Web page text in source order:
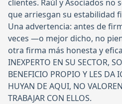
clientes. Raúl y Asociados no
que arriesgan su estabilidad
Una advertencia: antes de
veces —o mejor dicho, no
otra firma más honesta y
INEXPERTO EN SU SECTOR,
BENEFICIO PROPIO Y LES DA
HUYAN DE AQUI, NO
TRABAJAR CON ELLOS.